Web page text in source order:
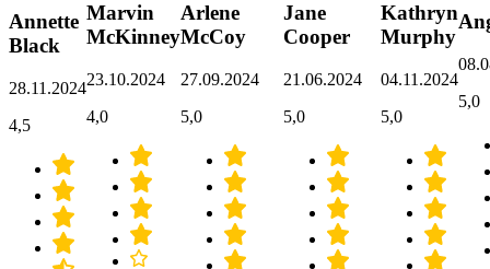
Annette
Black
28.11.2024
4,5
Marvin
McKinney
23.10.2024
4,0
Arlene
McCoy
27.09.2024
5,0
Jane
Cooper
21.06.2024
5,0
Kathryn
Murphy
04.11.2024
5,0
5,0